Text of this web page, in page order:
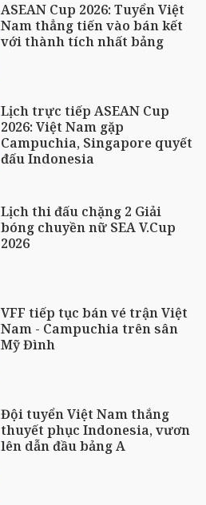
ASEAN Cup 2026: Tuyển Việt
Nam thẳng tiến vào bán kết
với thành tích nhất bảng
Lịch trực tiếp ASEAN Cup
2026: Việt Nam gặp
Campuchia, Singapore quyết
đấu Indonesia
Lịch thi đấu chặng 2 Giải
bóng chuyền nữ SEA V.Cup
2026
VFF tiếp tục bán vé trận Việt
Nam - Campuchia trên sân
Mỹ Đình
Đội tuyển Việt Nam thắng
thuyết phục Indonesia, vươn
lên dẫn đầu bảng A